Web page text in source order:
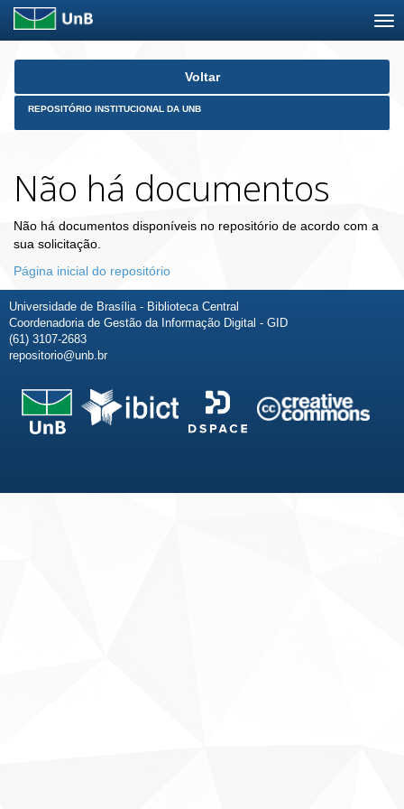
Skip
Voltar
REPOSITÓRIO INSTITUCIONAL DA UNB
Não há documentos
Não há documentos disponíveis no repositório de acordo com a
sua solicitação.
Página inicial do repositório
Universidade de Brasília - Biblioteca Central
Coordenadoria de Gestão da Informação Digital - GID
(61) 3107-2683
repositorio@unb.br